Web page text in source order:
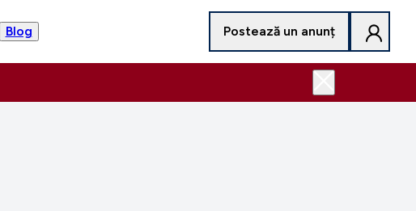
Blog Postează un anunț